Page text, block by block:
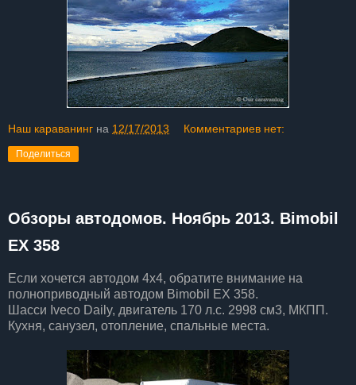
Наш караванинг на 12/17/2013 Комментариев нет:
Поделиться
Обзоры автодомов. Ноябрь 2013. Bimobil
EX 358
Если хочется автодом 4х4, обратите внимание на
полноприводный автодом Bimobil EX 358.
Шасси Iveco Daily, двигатель 170 л.с. 2998 см3, МКПП.
Кухня, санузел, отопление, спальные места.